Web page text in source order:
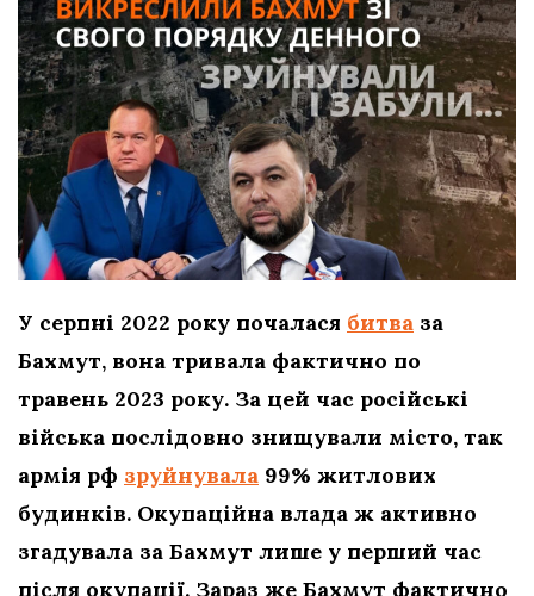
У серпні 2022 року почалася битва за
Бахмут, вона тривала фактично по
травень 2023 року. За цей час російські
війська послідовно знищували місто, так
армія рф зруйнувала 99% житлових
будинків. Окупаційна влада ж активно
згадувала за Бахмут лише у перший час
після окупації. Зараз же Бахмут фактично